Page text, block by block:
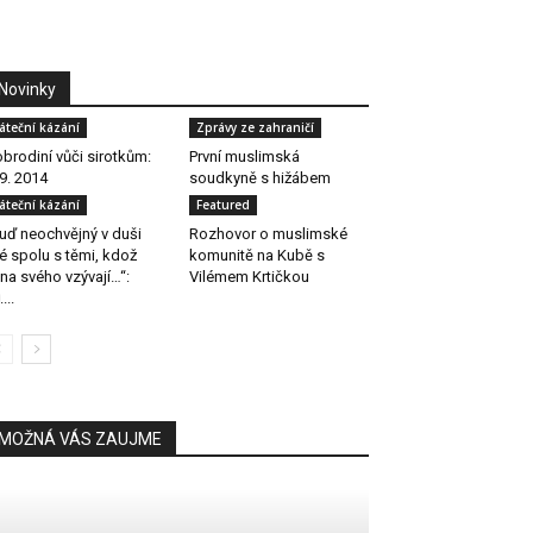
Novinky
kázání
vůči sirotkům:
2014
Zprávy ze zahraničí
První muslimská
soudkyně s hižábem
kázání
neochvějný v duši
spolu s těmi, kdož
svého vzývají…“:
Featured
Rozhovor o muslimské
komunitě na Kubě s
Vilémem Krtičkou
MOŽNÁ VÁS ZAUJME